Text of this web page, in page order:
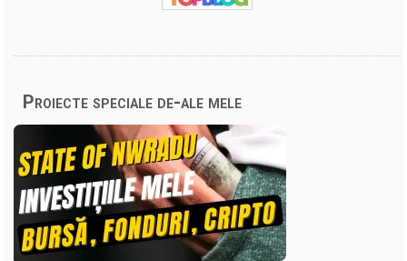
Proiecte speciale de-ale mele